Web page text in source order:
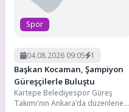
Spor
04.08.2026 09:05 1
Başkan Kocaman, Şampiyon
Güreşçilerle Buluştu
Kartepe Belediyespor Güreş
Takımı'nın Ankara'da düzenlenen